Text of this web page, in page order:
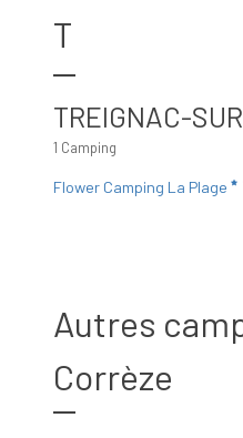
T
TREIGNAC-
1 Camping
Flower Camping La Plage
Autres
Corrèze